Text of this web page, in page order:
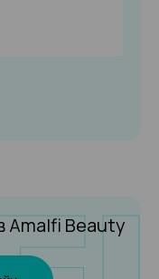
Amalfi Beauty